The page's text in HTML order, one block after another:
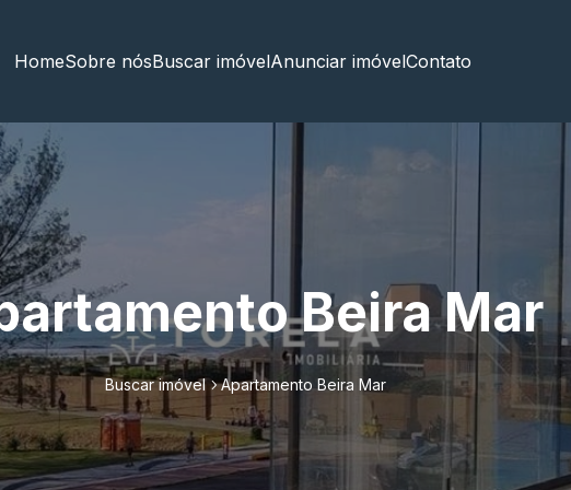
HomeSobre nósBuscar imóvelAnunciar imóvelContato
Beira Mar
Buscar imóvel Apartamento Beira Mar